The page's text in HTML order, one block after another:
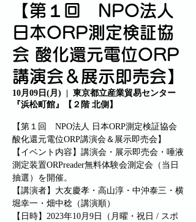
【第１回 NPO法人
日本ORP測定検証協
会 酸化還元電位ORP
講演会＆展示即売会】
10月09日(月)
東京都立産業貿易センター
『浜松町館』【２階 北側】
【第１回 NPO法人 日本ORP測定検証協会
酸化還元電位ORP講演会＆展示即売会】
【イベント内容】講演会・展示即売会・唾液
測定装置ORPreader無料体験会測定会（当日
抽選）を開催。
【講演者】大友慶孝・高山淳・中沖泰三・横
堀幸一・畑中稔（講演順）
【日時】2023年10月9日（月曜・祝日 / スポ